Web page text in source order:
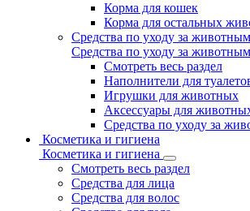
Корма для кошек
Корма для остальных
Средства по уходу за
Средства по уходу за
Смотреть весь раздел
Наполнители для
Игрушки для животных
Аксессуары для
Средства по уходу за
Косметика и гигиена
Косметика и гигиена
Смотреть весь раздел
Средства для лица
Средства для волос